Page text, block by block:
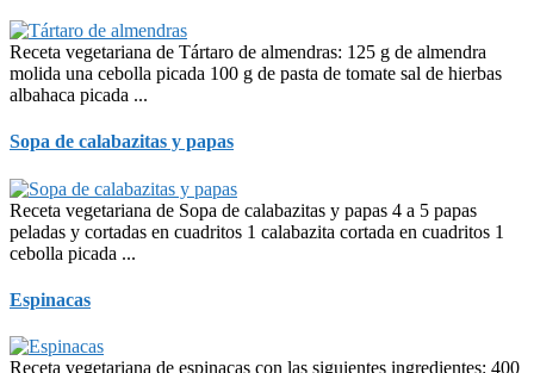
Receta vegetariana de Tártaro de almendras: 125 g de almendra
molida una cebolla picada 100 g de pasta de tomate sal de hierbas
albahaca picada ...
Sopa de calabazitas y papas
Receta vegetariana de Sopa de calabazitas y papas 4 a 5 papas
peladas y cortadas en cuadritos 1 calabazita cortada en cuadritos 1
cebolla picada ...
Espinacas
Receta vegetariana de espinacas con las siguientes ingredientes: 400